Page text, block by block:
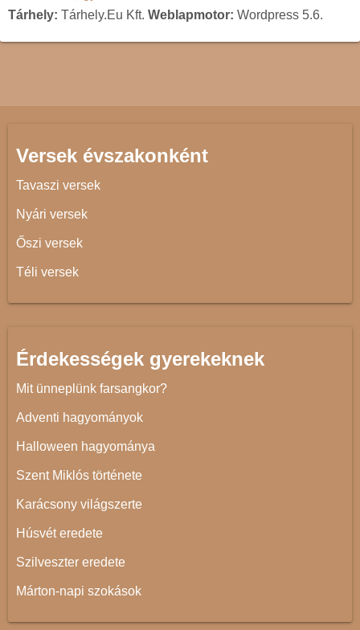
Tárhely: Tárhely.Eu Kft. Weblapmotor: Wordpress 5.6.
Versek évszakonként
Tavaszi versek
Nyári versek
Őszi versek
Téli versek
Érdekességek gyerekeknek
Mit ünneplünk farsangkor?
Adventi hagyományok
Halloween hagyománya
Szent Miklós története
Karácsony világszerte
Húsvét eredete
Szilveszter eredete
Márton-napi szokások